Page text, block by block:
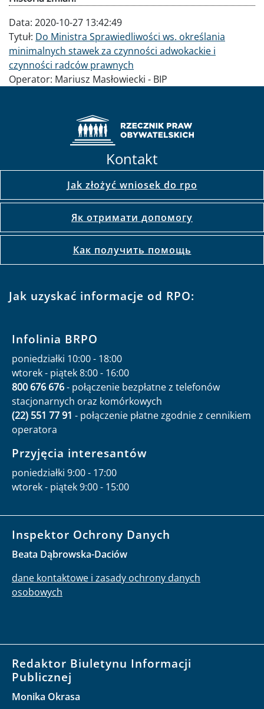
Data: 2020-10-27 13:42:49
Tytuł: Do Ministra Sprawiedliwości ws. określania
minimalnych stawek za czynności adwokackie i
czynności radców prawnych
Operator: Mariusz Masłowiecki - BIP
Kontakt
Jak złożyć wniosek do rpo
Як отримати допомогу
Как получить помощь
Jak uzyskać informacje od RPO:
Infolinia BRPO
poniedziałki 10:00 - 18:00
wtorek - piątek 8:00 - 16:00
800 676 676- połączenie bezpłatne z telefonów
stacjonarnych oraz komórkowych
(22) 551 77 91 - połączenie płatne zgodnie z cennikiem
operatora
Przyjęcia interesantów
poniedziałki 9:00 - 17:00
wtorek - piątek 9:00 - 15:00
Inspektor Ochrony Danych
Beata Dąbrowska-Daciów
dane kontaktowe i zasady ochrony danych
osobowych
Redaktor Biuletynu Informacji
Publicznej
Monika Okrasa